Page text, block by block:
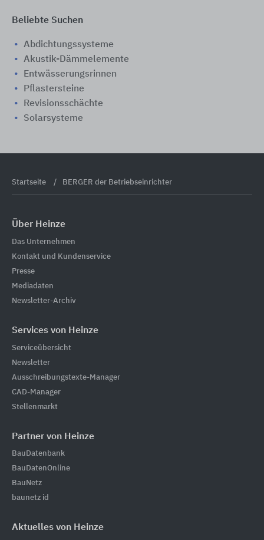
Beliebte Suchen
Abdichtungssysteme
Akustik-Dämmelemente
Entwässerungsrinnen
Pflastersteine
Revisionsschächte
Solarsysteme
Startseite BERGER der Betriebseinrichter
Über Heinze
Das Unternehmen
Kontakt und Kundenservice
Presse
Mediadaten
Newsletter-Archiv
Services von Heinze
Serviceübersicht
Newsletter
Ausschreibungstexte-Manager
CAD-Manager
Stellenmarkt
Partner von Heinze
BauDatenbank
BauDatenOnline
BauNetz
baunetz id
Aktuelles von Heinze